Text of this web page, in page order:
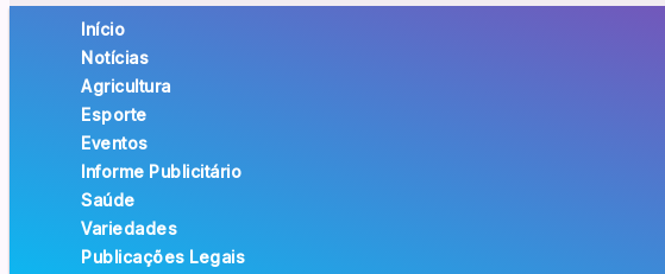
Início
Notícias
Agricultura
Esporte
Eventos
Informe Publicitário
Saúde
Variedades
Publicações Legais